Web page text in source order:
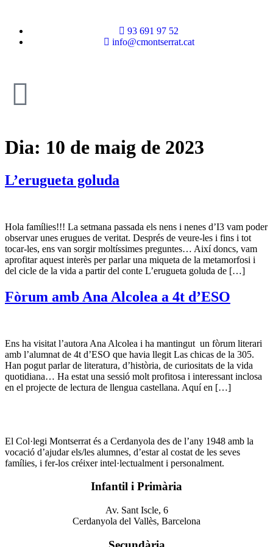
93 691 97 52
info@cmontserrat.cat
Dia: 10 de maig de 2023
L’erugueta goluda
Hola famílies!!! La setmana passada els nens i nenes d’I3 vam poder
observar unes erugues de veritat. Després de veure-les i fins i tot
tocar-les, ens van sorgir moltíssimes preguntes… Així doncs, vam
aprofitar aquest interès per parlar una miqueta de la metamorfosi i
del cicle de la vida a partir del conte L’erugueta goluda de […]
Fòrum amb Ana Alcolea a 4t d’ESO
Ens ha visitat l’autora Ana Alcolea i ha mantingut un fòrum literari
amb l’alumnat de 4t d’ESO que havia llegit Las chicas de la 305.
Han pogut parlar de literatura, d’història, de curiositats de la vida
quotidiana… Ha estat una sessió molt profitosa i interessant inclosa
en el projecte de lectura de llengua castellana. Aquí en […]
El Col·legi Montserrat és a Cerdanyola des de l’any 1948 amb la
vocació d’ajudar els/les alumnes, d’estar al costat de les seves
famílies, i fer-los créixer intel·lectualment i personalment.
Infantil i Primària
Av. Sant Iscle, 6
Cerdanyola del Vallès, Barcelona